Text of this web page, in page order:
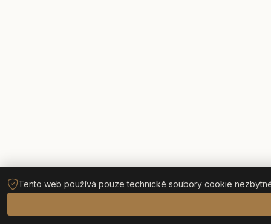
Tento web používá pouze technické soubory cookie